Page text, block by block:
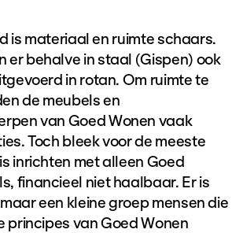
is materiaal en ruimte schaars.
er behalve in staal (Gispen) ook
in rotan. Om ruimte te
de meubels en
van Goed Wonen vaak
Toch bleek voor de meeste
inrichten met alleen Goed
financieel niet haalbaar. Er is
een kleine groep mensen die
principes van Goed Wonen